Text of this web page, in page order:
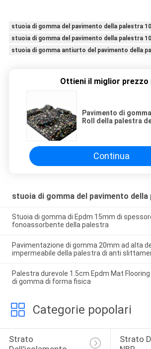
stuoia di gomma del pavimento della palestra
stuoia di gomma del pavimento della palestra
stuoia di gomma antiurto del pavimento della
Ottieni il miglior prezzo
Pavimento di
Roll della palestra
Continua
stuoia di gomma del pavimento
Stuoia di gomma di Epdm 15mm di
fonoassorbente della palestra
Pavimentazione di gomma 20mm ad alta
impermeabile della palestra di anti
Palestra durevole 1.5cm Epdm Mat
di gomma di forma fisica
Categorie popolari
Strato
Strato